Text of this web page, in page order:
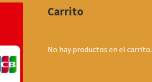
Carrito
No hay productos en el carrito.